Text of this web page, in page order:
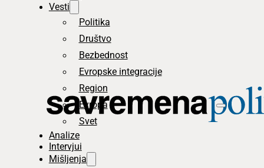
Vesti
Politika
Društvo
Bezbednost
Evropske integracije
Region
Evropa
Svet
Analize
Intervjui
Mišljenja